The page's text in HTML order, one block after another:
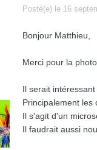
Posté(e) le 16
Bonjour Matthieu,
Merci pour la
Il serait
Principalement les
Il s'agit d'un
Il faudrait aussi